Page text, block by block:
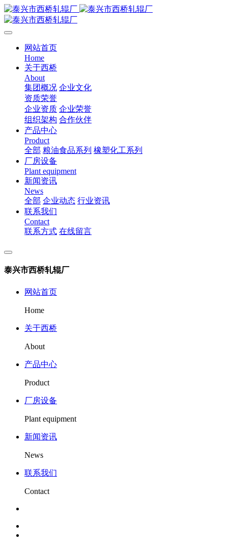
网站首页
Home
关于西桥
About
集团概况 企业文化
资质荣誉
企业资质 企业荣誉
组织架构 合作伙伴
产品中心
Product
全部 粮油食品系列 橡塑化工系列
厂房设备
Plant equipment
新闻资讯
News
全部 企业动态 行业资讯
联系我们
Contact
联系方式 在线留言
泰兴市西桥轧辊厂
网站首页
Home
关于西桥
About
产品中心
Product
厂房设备
Plant equipment
新闻资讯
News
联系我们
Contact